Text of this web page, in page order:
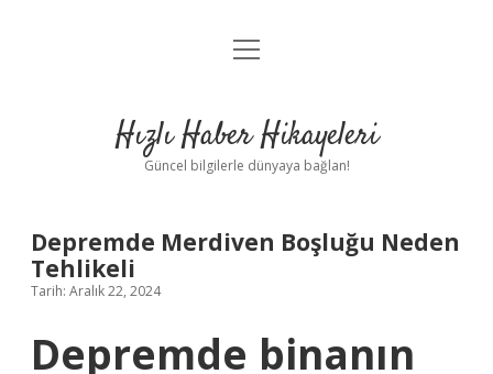
Anasayfa
Yasal Uyarı
menüyü
Hızlı Haber Hikayeleri
Güncel bilgilerle dünyaya bağlan!
Depremde Merdiven Boşluğu Neden
Tehlikeli
Tarih: Aralık 22, 2024
Depremde binanın